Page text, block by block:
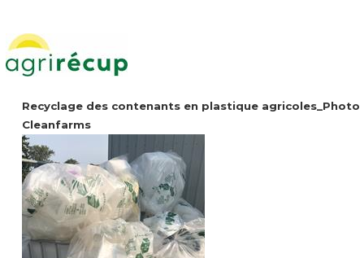
Recyclage des contenants en plastique agricoles_Photo
Cleanfarms